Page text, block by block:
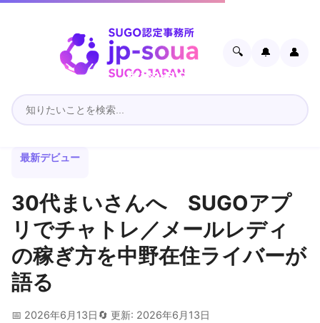
🔍 🔔 👤
最新デビュー
30代まいさんへ SUGOアプ
リでチャトレ／メールレディ
の稼ぎ方を中野在住ライバーが
語る
📅 2026年6月13日 🔄 更新: 2026年6月13日